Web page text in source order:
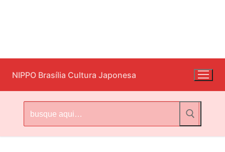
para
o
conteúdo
NIPPO Brasília Cultura Japonesa
por: